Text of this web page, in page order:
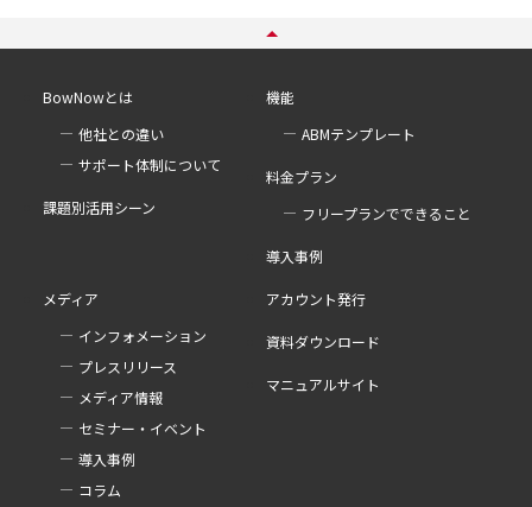
BowNowとは
他社との違い
サポート体制について
課題別活用シーン
機能
ABMテンプレート
料金プラン
フリープランでできること
導入事例
メディア
インフォメーション
プレスリリース
メディア情報
セミナー・イベント
導入事例
コラム
アカウント発行
資料ダウンロード
マニュアルサイト